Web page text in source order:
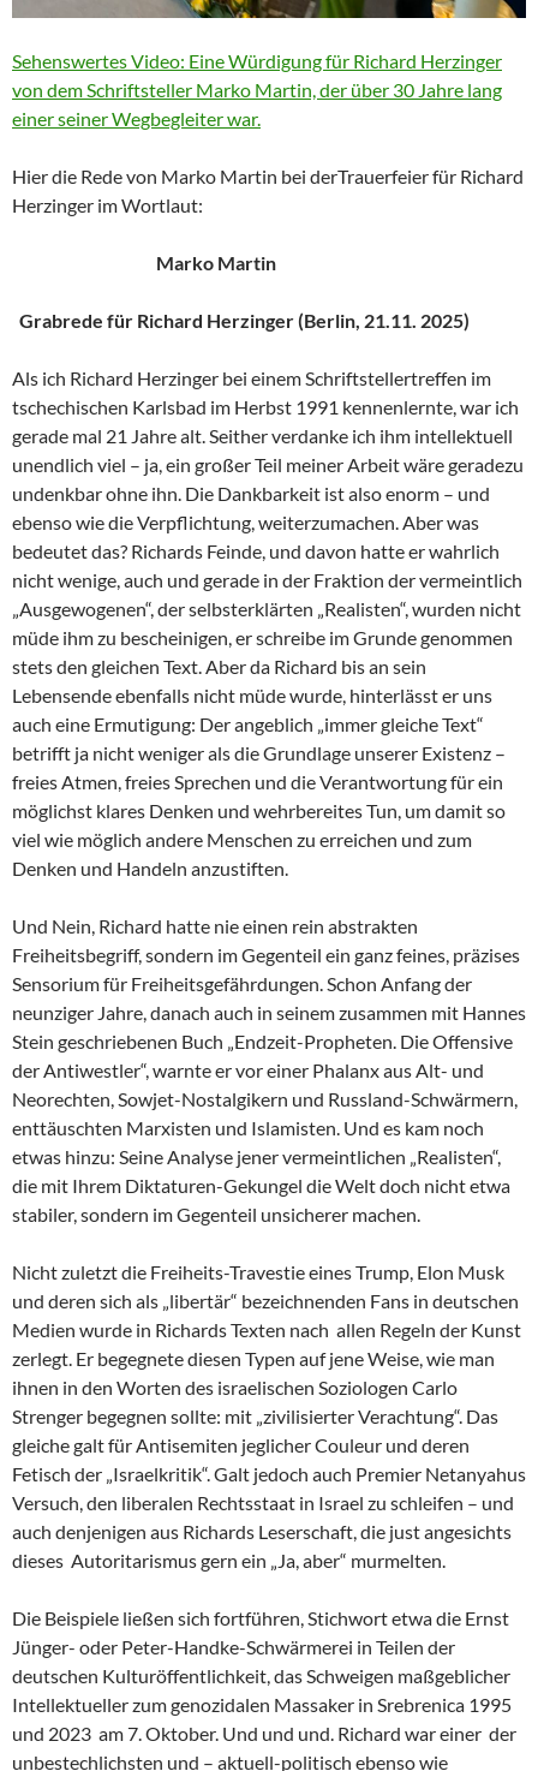
Sehenswertes Video: Eine Würdigung für Richard Herzinger
von dem Schriftsteller Marko Martin, der über 30 Jahre lang
einer seiner Wegbegleiter war.
Hier die Rede von Marko Martin bei derTrauerfeier für Richard
Herzinger im Wortlaut:
Marko Martin
Grabrede für Richard Herzinger (Berlin, 21.11. 2025)
Als ich Richard Herzinger bei einem Schriftstellertreffen im
tschechischen Karlsbad im Herbst 1991 kennenlernte, war ich
gerade mal 21 Jahre alt. Seither verdanke ich ihm intellektuell
unendlich viel – ja, ein großer Teil meiner Arbeit wäre geradezu
undenkbar ohne ihn. Die Dankbarkeit ist also enorm – und
ebenso wie die Verpflichtung, weiterzumachen. Aber was
bedeutet das? Richards Feinde, und davon hatte er wahrlich
nicht wenige, auch und gerade in der Fraktion der vermeintlich
„Ausgewogenen“, der selbsterklärten „Realisten“, wurden nicht
müde ihm zu bescheinigen, er schreibe im Grunde genommen
stets den gleichen Text. Aber da Richard bis an sein
Lebensende ebenfalls nicht müde wurde, hinterlässt er uns
auch eine Ermutigung: Der angeblich „immer gleiche Text“
betrifft ja nicht weniger als die Grundlage unserer Existenz –
freies Atmen, freies Sprechen und die Verantwortung für ein
möglichst klares Denken und wehrbereites Tun, um damit so
viel wie möglich andere Menschen zu erreichen und zum
Denken und Handeln anzustiften.
Und Nein, Richard hatte nie einen rein abstrakten
Freiheitsbegriff, sondern im Gegenteil ein ganz feines, präzises
Sensorium für Freiheitsgefährdungen. Schon Anfang der
neunziger Jahre, danach auch in seinem zusammen mit Hannes
Stein geschriebenen Buch „Endzeit-Propheten. Die Offensive
der Antiwestler“, warnte er vor einer Phalanx aus Alt- und
Neorechten, Sowjet-Nostalgikern und Russland-Schwärmern,
enttäuschten Marxisten und Islamisten. Und es kam noch
etwas hinzu: Seine Analyse jener vermeintlichen „Realisten“,
die mit Ihrem Diktaturen-Gekungel die Welt doch nicht etwa
stabiler, sondern im Gegenteil unsicherer machen.
Nicht zuletzt die Freiheits-Travestie eines Trump, Elon Musk
und deren sich als „libertär“ bezeichnenden Fans in deutschen
Medien wurde in Richards Texten nach allen Regeln der Kunst
zerlegt. Er begegnete diesen Typen auf jene Weise, wie man
ihnen in den Worten des israelischen Soziologen Carlo
Strenger begegnen sollte: mit „zivilisierter Verachtung“. Das
gleiche galt für Antisemiten jeglicher Couleur und deren
Fetisch der „Israelkritik“. Galt jedoch auch Premier Netanyahus
Versuch, den liberalen Rechtsstaat in Israel zu schleifen – und
auch denjenigen aus Richards Leserschaft, die just angesichts
dieses Autoritarismus gern ein „Ja, aber“ murmelten.
Die Beispiele ließen sich fortführen, Stichwort etwa die Ernst
Jünger- oder Peter-Handke-Schwärmerei in Teilen der
deutschen Kulturöffentlichkeit, das Schweigen maßgeblicher
Intellektueller zum genozidalen Massaker in Srebrenica 1995
und 2023 am 7. Oktober. Und und und. Richard war einer der
unbestechlichsten und – aktuell-politisch ebenso wie